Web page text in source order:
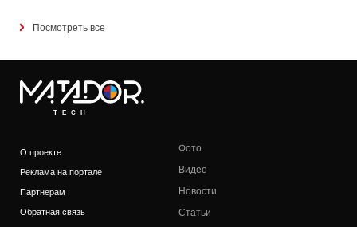
Посмотреть все
TECH
О проекте
Реклама на портале
Партнерам
Обратная связь
Фото
Видео
Новости
Статьи